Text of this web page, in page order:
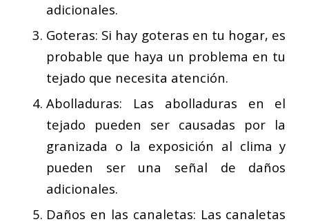
adicionales.
Goteras: Si hay goteras en tu hogar, es
probable que haya un problema en tu
tejado que necesita atención.
Abolladuras: Las abolladuras en el
tejado pueden ser causadas por la
granizada o la exposición al clima y
pueden ser una señal de daños
adicionales.
Daños en las canaletas: Las canaletas